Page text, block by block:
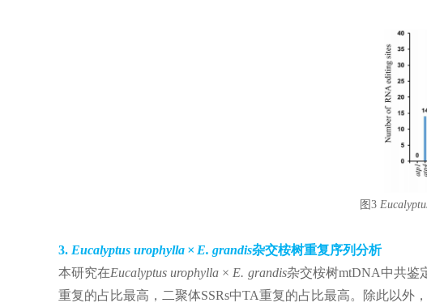
图3
3. Eucalyptus urophylla × E. grandis杂交桉树重复序列分析
本研究在Eucalyptus urophylla × E. grandis杂交桉树mtDNA中共鉴
重复的占比最高，二聚体SSRs中TA重复的占比最高。除此以外